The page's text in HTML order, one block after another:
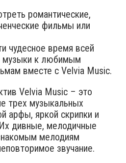
романтические,
фильмы или
чудесное время всей
музыки к любимым
вместе с Velvia Music.
Velvia Music – это
трех музыкальных
арфы, яркой скрипки и
дивные, мелодичные
мелодиям
звучание.